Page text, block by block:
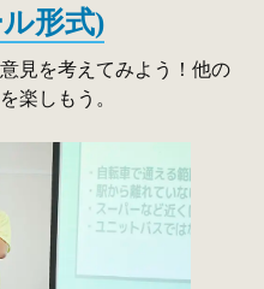
形式)
見を考えてみよう！他の
楽しもう。